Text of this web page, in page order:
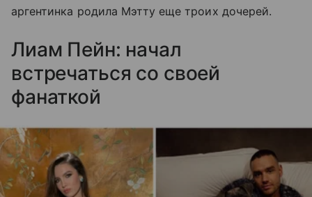
аргентинка родила Мэтту еще троих дочерей.
Лиам Пейн: начал
встречаться со своей
фанаткой